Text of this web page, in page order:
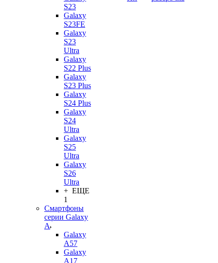
S23
Galaxy
S23FE
Galaxy
S23
Ultra
Galaxy
S22 Plus
Galaxy
S23 Plus
Galaxy
S24 Plus
Galaxy
S24
Ultra
Galaxy
S25
Ultra
Galaxy
S26
Ultra
+ ЕЩЕ
1
Смартфоны
серии Galaxy
A
Galaxy
A57
Galaxy
A17